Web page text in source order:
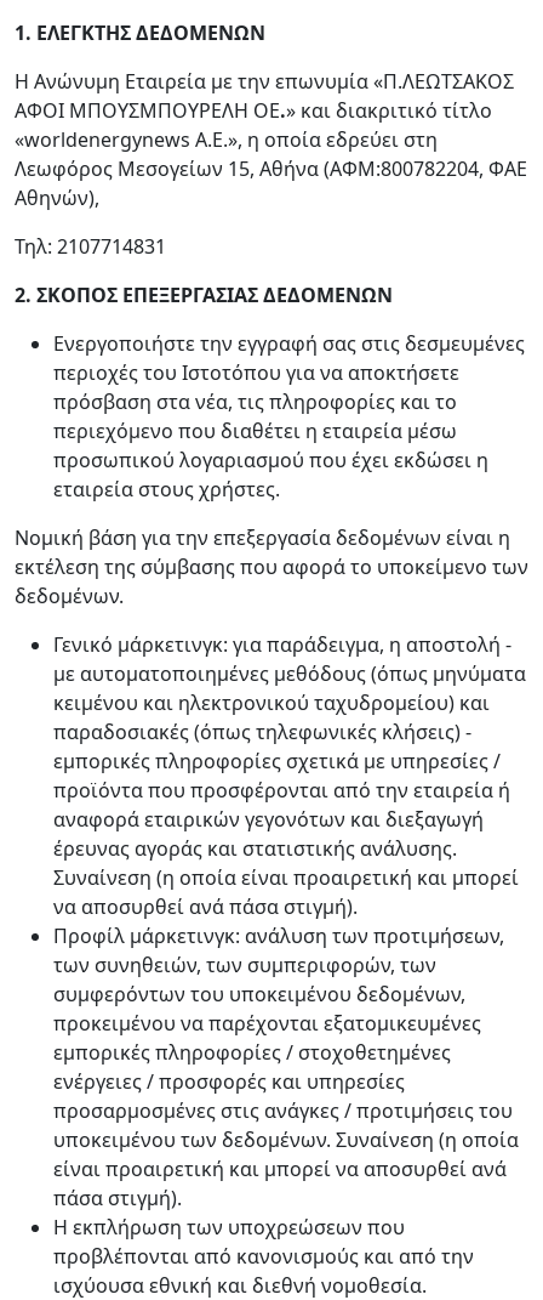
1. ΕΛΕΓΚΤΗΣ ΔΕΔΟΜΕΝΩΝ
Η Ανώνυμη Εταιρεία με την επωνυμία «Π.ΛΕΩΤΣΑΚΟΣ
ΑΦΟΙ ΜΠΟΥΣΜΠΟΥΡΕΛΗ ΟΕ.» και διακριτικό τίτλο
«worldenergynews Α.Ε.», η οποία εδρεύει στη
Λεωφόρος Μεσογείων 15, Αθήνα (ΑΦΜ:800782204, ΦΑΕ
Αθηνών),
Τηλ: 2107714831
2. ΣΚΟΠΟΣ ΕΠΕΞΕΡΓΑΣΙΑΣ ΔΕΔΟΜΕΝΩΝ
Ενεργοποιήστε την εγγραφή σας στις δεσμευμένες
περιοχές του Ιστοτόπου για να αποκτήσετε
πρόσβαση στα νέα, τις πληροφορίες και το
περιεχόμενο που διαθέτει η εταιρεία μέσω
προσωπικού λογαριασμού που έχει εκδώσει η
εταιρεία στους χρήστες.
Νομική βάση για την επεξεργασία δεδομένων είναι η
εκτέλεση της σύμβασης που αφορά το υποκείμενο των
δεδομένων.
Γενικό μάρκετινγκ: για παράδειγμα, η αποστολή -
με αυτοματοποιημένες μεθόδους (όπως μηνύματα
κειμένου και ηλεκτρονικού ταχυδρομείου) και
παραδοσιακές (όπως τηλεφωνικές κλήσεις) -
εμπορικές πληροφορίες σχετικά με υπηρεσίες /
προϊόντα που προσφέρονται από την εταιρεία ή
αναφορά εταιρικών γεγονότων και διεξαγωγή
έρευνας αγοράς και στατιστικής ανάλυσης.
Συναίνεση (η οποία είναι προαιρετική και μπορεί
να αποσυρθεί ανά πάσα στιγμή).
Προφίλ μάρκετινγκ: ανάλυση των προτιμήσεων,
των συνηθειών, των συμπεριφορών, των
συμφερόντων του υποκειμένου δεδομένων,
προκειμένου να παρέχονται εξατομικευμένες
εμπορικές πληροφορίες / στοχοθετημένες
ενέργειες / προσφορές και υπηρεσίες
προσαρμοσμένες στις ανάγκες / προτιμήσεις του
υποκειμένου των δεδομένων. Συναίνεση (η οποία
είναι προαιρετική και μπορεί να αποσυρθεί ανά
πάσα στιγμή).
Η εκπλήρωση των υποχρεώσεων που
προβλέπονται από κανονισμούς και από την
ισχύουσα εθνική και διεθνή νομοθεσία.